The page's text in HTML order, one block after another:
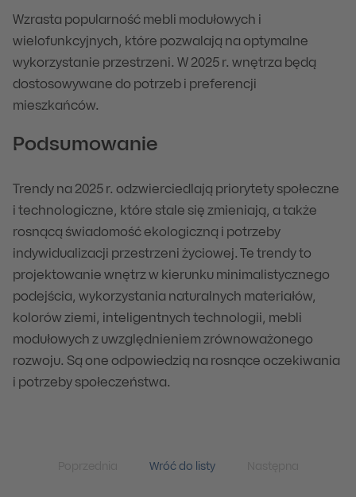
Wzrasta popularność mebli modułowych i
wielofunkcyjnych, które pozwalają na optymalne
wykorzystanie przestrzeni. W 2025 r. wnętrza będą
dostosowywane do potrzeb i preferencji
mieszkańców.
Podsumowanie
Trendy na 2025 r. odzwierciedlają priorytety społeczne
i technologiczne, które stale się zmieniają, a także
rosnącą świadomość ekologiczną i potrzeby
indywidualizacji przestrzeni życiowej. Te trendy to
projektowanie wnętrz w kierunku minimalistycznego
podejścia, wykorzystania naturalnych materiałów,
kolorów ziemi, inteligentnych technologii, mebli
modułowych z uwzględnieniem zrównoważonego
rozwoju. Są one odpowiedzią na rosnące oczekiwania
i potrzeby społeczeństwa.
Wróć do listy